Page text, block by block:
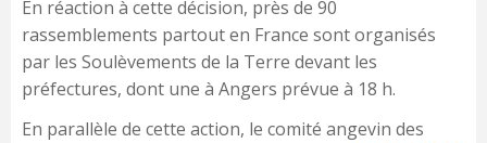
En réaction à cette décision, près de 90
rassemblements partout en France sont organisés
par les Soulèvements de la Terre devant les
préfectures, dont une à Angers prévue à 18 h.
En parallèle de cette action, le comité angevin des